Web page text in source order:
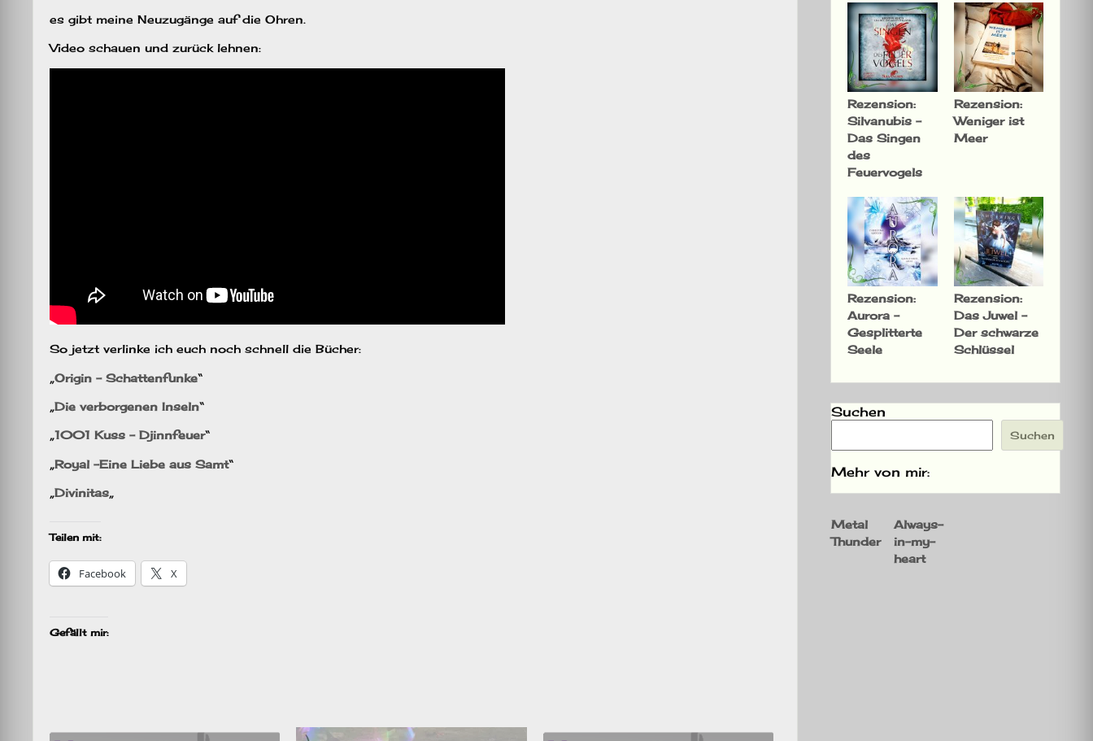
es gibt meine Neuzugänge auf die Ohren.
Video schauen und zurück lehnen:
So jetzt verlinke ich euch noch schnell die Bücher:
„Origin – Schattenfunke“
„Die verborgenen Inseln“
„1001 Kuss – Djinnfeuer“
„Royal -Eine Liebe aus Samt“
„Divinitas„
Teilen mit:
Facebook X
Gefällt mir:
Rezension:
Silvanubis –
Das Singen
des
Feuervogels
Rezension:
Weniger ist
Meer
Rezension:
Aurora –
Gesplitterte
Seele
Rezension:
Das Juwel –
Der schwarze
Schlüssel
Suchen
Suchen
Mehr von mir:
Metal
Thunder
Always-
in-my-
heart